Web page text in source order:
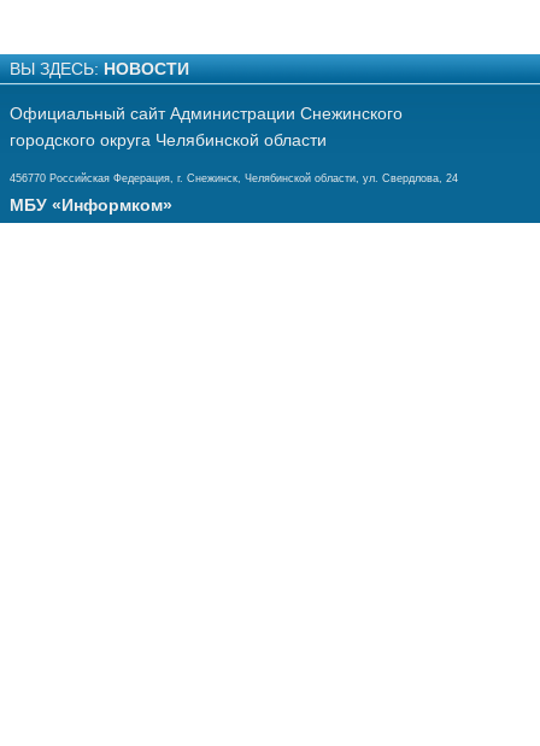
ВЫ ЗДЕСЬ: НОВОСТИ
Официальный сайт Администрации Снежинского
городского округа Челябинской области
456770 Российская Федерация, г. Снежинск, Челябинской области, ул. Свердлова, 24
МБУ «Информком»